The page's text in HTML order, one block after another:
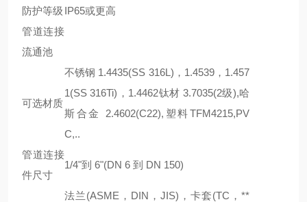
防护等级 IP65或更高
管道连接
流通池
可选材质
不锈钢 1.4435(SS 316L)，1.4539，1.457
1(SS 316Ti)，1.4462钛材 3.7035(2级),哈
斯合金 2.4602(C22),塑料TFM4215,PV
C,..
管道连接
件尺寸
1/4"到 6"(DN 6 到 DN 150)
法兰(ASME，DIN，JIS)，卡套(TC，**